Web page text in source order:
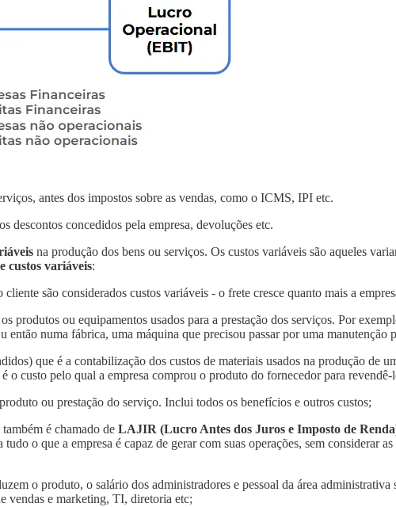
antes dos impostos sobre as vendas, como o ICMS, IPI etc.
descontos concedidos pela empresa, devoluções etc.
na produção dos bens ou serviços. Os custos variáveis são aqueles
custos variáveis:
são considerados custos variáveis - o frete cresce quanto mais a
produtos ou equipamentos usados para a prestação dos serviços. Por
então numa fábrica, uma máquina que precisou passar por uma manutenção
que é a contabilização dos custos de materiais usados na produção de
o custo pelo qual a empresa comprou o produto do fornecedor para revendê-
ou prestação do serviço. Inclui todos os benefícios e outros custos;
é chamado de LAJIR (Lucro Antes dos Juros e Imposto de
o que a empresa é capaz de gerar com suas operações, sem considerar
o produto, o salário dos administradores e pessoal da área
vendas e marketing, TI, diretoria etc;